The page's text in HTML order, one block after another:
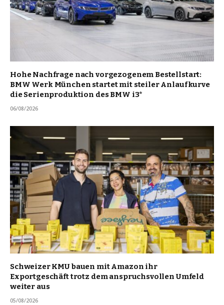
Hohe Nachfrage nach vorgezogenem Bestellstart:
BMW Werk München startet mit steiler Anlaufkurve
die Serienproduktion des BMW i3*
06/08/2026
Schweizer KMU bauen mit Amazon ihr
Exportgeschäft trotz dem anspruchsvollen Umfeld
weiter aus
05/08/2026